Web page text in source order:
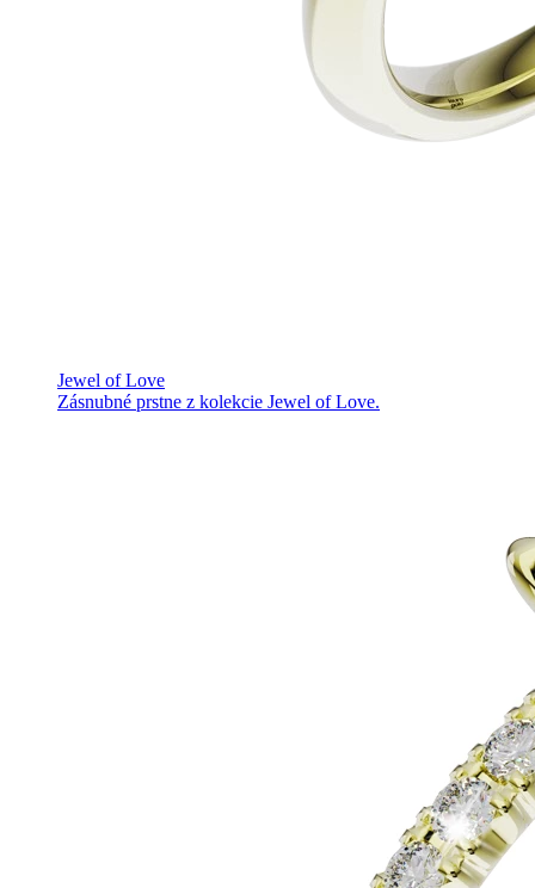
Jewel of Love
Zásnubné prstne z kolekcie Jewel of Love.